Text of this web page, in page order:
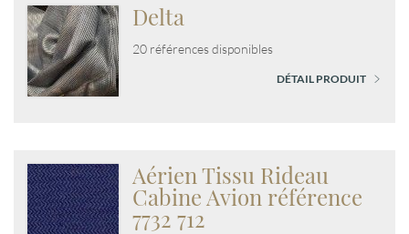
Delta
20 références disponibles
DÉTAIL PRODUIT
Aérien Tissu Rideau
Cabine Avion référence
7732 712